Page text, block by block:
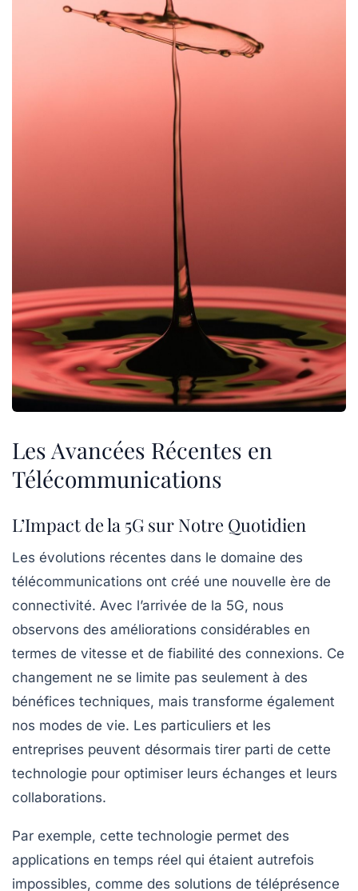
Les Avancées Récentes en
Télécommunications
L’Impact de la 5G sur Notre Quotidien
Les évolutions récentes dans le domaine des
télécommunications ont créé une nouvelle ère de
connectivité. Avec l’arrivée de la 5G, nous
observons des améliorations considérables en
termes de vitesse et de fiabilité des connexions. Ce
changement ne se limite pas seulement à des
bénéfices techniques, mais transforme également
nos modes de vie. Les particuliers et les
entreprises peuvent désormais tirer parti de cette
technologie pour optimiser leurs échanges et leurs
collaborations.
Par exemple, cette technologie permet des
applications en temps réel qui étaient autrefois
impossibles, comme des solutions de téléprésence